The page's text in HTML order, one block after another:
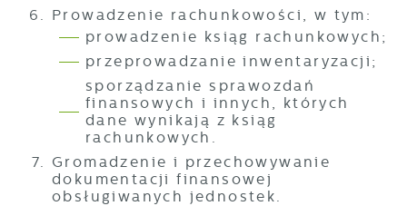
Prowadzenie rachunkowości, w tym:
prowadzenie ksiąg rachunkowych;
przeprowadzanie inwentaryzacji;
sporządzanie sprawozdań
finansowych i innych, których
dane wynikają z ksiąg
rachunkowych.
Gromadzenie i przechowywanie
dokumentacji finansowej
obsługiwanych jednostek.